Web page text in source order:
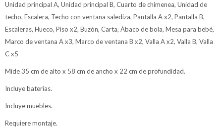
Unidad principal A, Unidad principal B, Cuarto de chimenea, Unidad de
techo, Escalera, Techo con ventana salediza, Pantalla A x2, Pantalla B,
Escaleras, Hueco, Piso x2, Buzón, Carta, Ábaco de bola, Mesa para bebé,
Marco de ventana A x3, Marco de ventana B x2, Valla A x2, Valla B, Valla
C x5
Mide 35 cm de alto x 58 cm de ancho x 22 cm de profundidad.
Incluye baterías.
Incluye muebles.
Requiere montaje.